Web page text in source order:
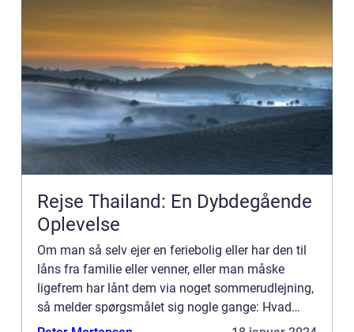
Rejse Thailand: En Dybdegående
Oplevelse
Om man så selv ejer en feriebolig eller har den til
låns fra familie eller venner, eller man måske
ligefrem har lånt dem via noget sommerudlejning,
så melder spørgsmålet sig nogle gange: Hvad
skal man nu lav...